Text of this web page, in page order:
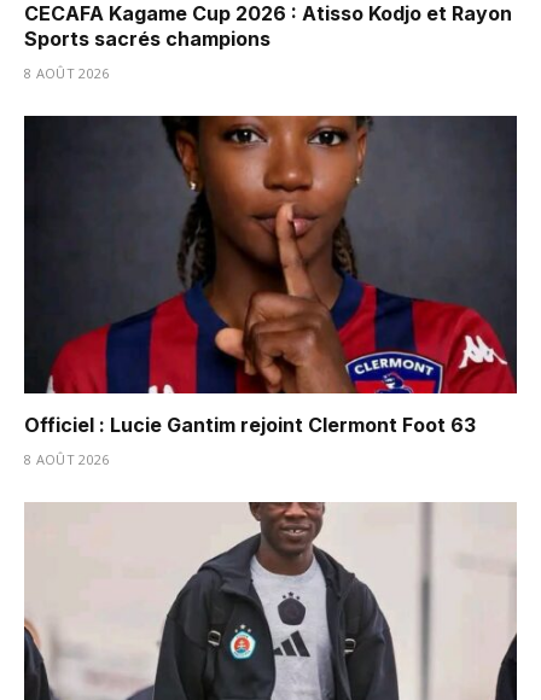
CECAFA Kagame Cup 2026 : Atisso Kodjo et Rayon
Sports sacrés champions
8 AOÛT 2026
Officiel : Lucie Gantim rejoint Clermont Foot 63
8 AOÛT 2026